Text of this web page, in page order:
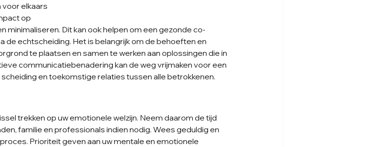
elkaars
op
minimaliseren. Dit kan ook helpen om een gezonde co-
de echtscheiding. Het is belangrijk om de behoeften en
te plaatsen en samen te werken aan oplossingen die in
communicatiebenadering kan de weg vrijmaken voor een
en toekomstige relaties tussen alle betrokkenen.
trekken op uw emotionele welzijn. Neem daarom de tijd
familie en professionals indien nodig. Wees geduldig en
Prioriteit geven aan uw mentale en emotionele